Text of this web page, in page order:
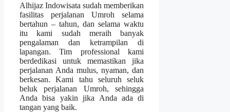
Alhijaz Indowisata sudah memberikan
fasilitas perjalanan Umroh selama
bertahun – tahun, dan selama waktu
itu kami sudah meraih banyak
pengalaman dan ketrampilan di
lapangan. Tim professional kami
berdedikasi untuk memastikan jika
perjalanan Anda mulus, nyaman, dan
berkesan. Kami tahu seluruh seluk
beluk perjalanan Umroh, sehingga
Anda bisa yakin jika Anda ada di
tangan yang baik.